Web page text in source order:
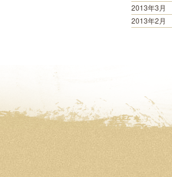
2013年3月
2013年2月